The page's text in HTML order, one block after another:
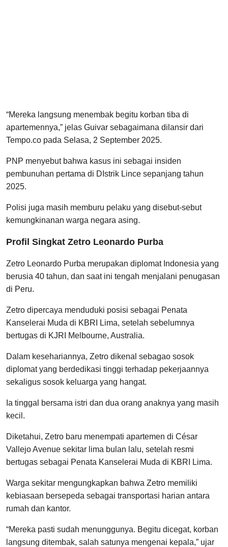
“Mereka langsung menembak begitu korban tiba di
apartemennya,” jelas Guivar sebagaimana dilansir dari
Tempo.co pada Selasa, 2 September 2025.
PNP menyebut bahwa kasus ini sebagai insiden
pembunuhan pertama di DIstrik Lince sepanjang tahun
2025.
Polisi juga masih memburu pelaku yang disebut-sebut
kemungkinanan warga negara asing.
Profil Singkat Zetro Leonardo Purba
Zetro Leonardo Purba merupakan diplomat Indonesia yang
berusia 40 tahun, dan saat ini tengah menjalani penugasan
di Peru.
Zetro dipercaya menduduki posisi sebagai Penata
Kanselerai Muda di KBRI Lima, setelah sebelumnya
bertugas di KJRI Melbourne, Australia.
Dalam kesehariannya, Zetro dikenal sebagao sosok
diplomat yang berdedikasi tinggi terhadap pekerjaannya
sekaligus sosok keluarga yang hangat.
Ia tinggal bersama istri dan dua orang anaknya yang masih
kecil.
Diketahui, Zetro baru menempati apartemen di César
Vallejo Avenue sekitar lima bulan lalu, setelah resmi
bertugas sebagai Penata Kanselerai Muda di KBRI Lima.
Warga sekitar mengungkapkan bahwa Zetro memiliki
kebiasaan bersepeda sebagai transportasi harian antara
rumah dan kantor.
“Mereka pasti sudah menunggunya. Begitu dicegat, korban
langsung ditembak, salah satunya mengenai kepala,” ujar